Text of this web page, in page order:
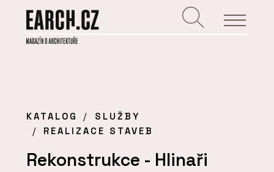
KATALOG
SLUŽBY
REALIZACE STAVEB
Rekonstrukce - Hlinaři